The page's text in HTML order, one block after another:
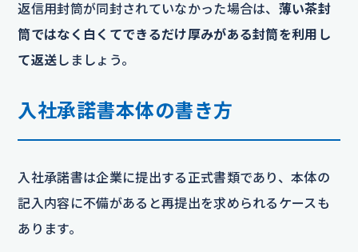
返信用封筒が同封されていなかった場合は、 薄い茶封
筒ではなく白くてできるだけ厚みがある封筒を利用し
て返送 しましょう。
入社承諾書本体の書き方
入社承諾書は企業に提出する正式書類であり、本体の
記入内容に不備があると再提出を求められるケースも
あります。